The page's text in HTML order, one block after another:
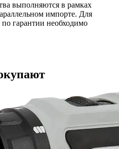
выполняются в рамках
импорте. Для
гарантии необходимо